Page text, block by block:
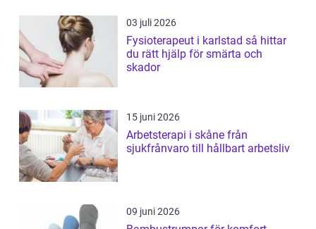
03 juli 2026
Fysioterapeut i karlstad så hittar
du rätt hjälp för smärta och
skador
15 juni 2026
Arbetsterapi i skåne från
sjukfrånvaro till hållbart arbetsliv
09 juni 2026